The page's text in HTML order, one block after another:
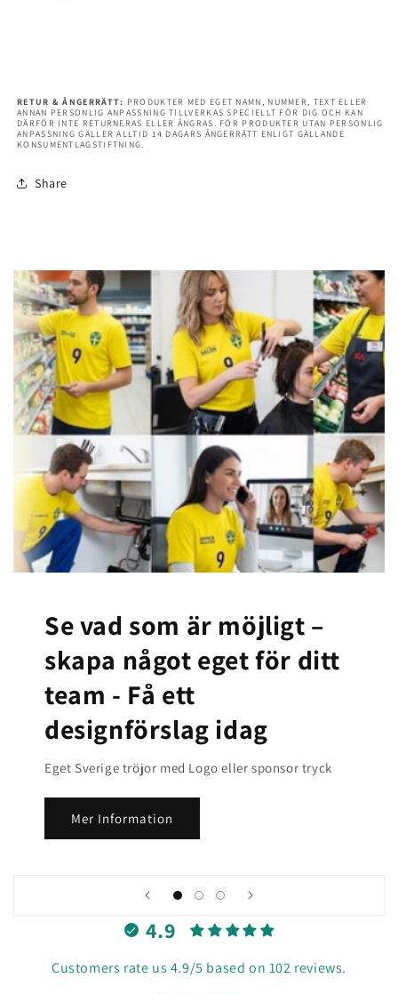
RETUR & ÅNGERRÄTT: PRODUKTER MED EGET NAMN, NUMMER, TEXT ELLER
ANNAN PERSONLIG ANPASSNING TILLVERKAS SPECIELLT FÖR DIG OCH KAN
DÄRFÖR INTE RETURNERAS ELLER ÅNGRAS. FÖR PRODUKTER UTAN PERSONLIG
ANPASSNING GÄLLER ALLTID 14 DAGARS ÅNGERRÄTT ENLIGT GÄLLANDE
KONSUMENTLAGSTIFTNING.
Share
Se vad som är möjligt –
skapa något eget för ditt
team - Få ett
designförslag idag
Eget Sverige tröjor med Logo eller sponsor tryck
Mer Information
4.9
Customers rate us 4.9/5 based on 102 reviews.